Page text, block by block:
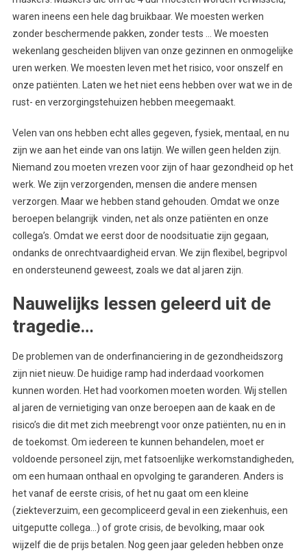
waren ineens een hele dag bruikbaar. We moesten werken
zonder beschermende pakken, zonder tests … We moesten
wekenlang gescheiden blijven van onze gezinnen en onmogelijke
uren werken. We moesten leven met het risico, voor onszelf en
onze patiënten. Laten we het niet eens hebben over wat we in de
rust- en verzorgingstehuizen hebben meegemaakt.
Velen van ons hebben echt alles gegeven, fysiek, mentaal, en nu
zijn we aan het einde van ons latijn. We willen geen helden zijn.
Niemand zou moeten vrezen voor zijn of haar gezondheid op het
werk. We zijn verzorgenden, mensen die andere mensen
verzorgen. Maar we hebben stand gehouden. Omdat we onze
beroepen belangrijk vinden, net als onze patiënten en onze
collega’s. Omdat we eerst door de noodsituatie zijn gegaan,
ondanks de onrechtvaardigheid ervan. We zijn flexibel, begripvol
en ondersteunend geweest, zoals we dat al jaren zijn.
Nauwelijks lessen geleerd uit de
tragedie…
De problemen van de onderfinanciering in de gezondheidszorg
zijn niet nieuw. De huidige ramp had inderdaad voorkomen
kunnen worden. Het had voorkomen moeten worden. Wij stellen
al jaren de vernietiging van onze beroepen aan de kaak en de
risico’s die dit met zich meebrengt voor onze patiënten, nu en in
de toekomst. Om iedereen te kunnen behandelen, moet er
voldoende personeel zijn, met fatsoenlijke werkomstandigheden,
om een humaan onthaal en opvolging te garanderen. Anders is
het vanaf de eerste crisis, of het nu gaat om een kleine
(ziekteverzuim, een gecompliceerd geval in een ziekenhuis, een
uitgeputte collega…) of grote crisis, de bevolking, maar ook
wijzelf die de prijs betalen. Nog geen jaar geleden hebben onze